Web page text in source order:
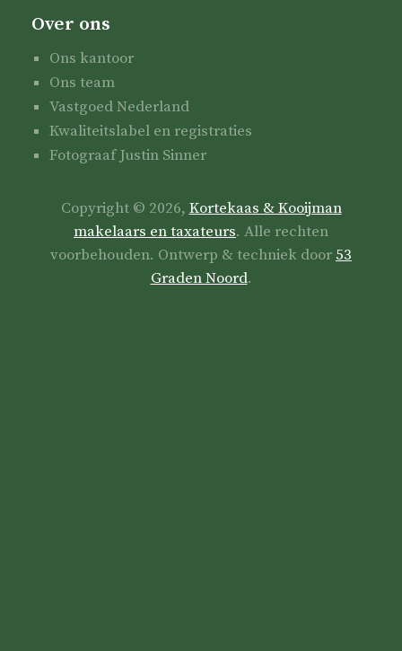
Over ons
Ons kantoor
Ons team
Vastgoed Nederland
Kwaliteitslabel en registraties
Fotograaf Justin Sinner
Copyright © 2026, Kortekaas & Kooijman
makelaars en taxateurs. Alle rechten
voorbehouden. Ontwerp & techniek door 53
Graden Noord.